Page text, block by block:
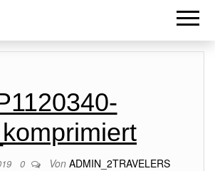
0 Von ADMIN_2TRAVELERS